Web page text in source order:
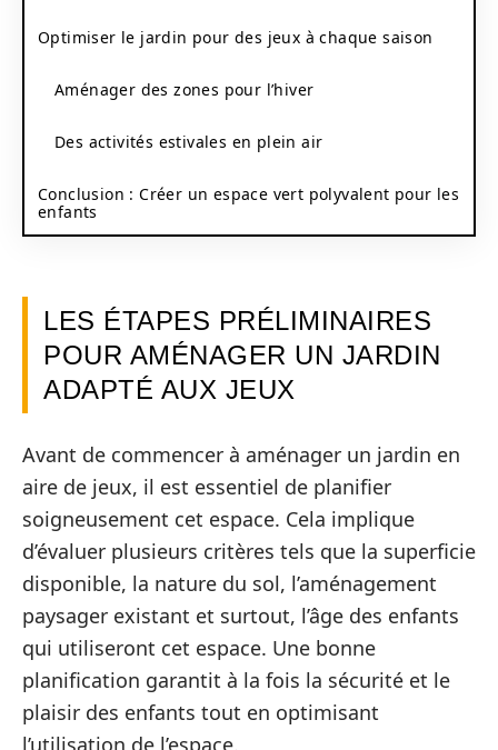
Optimiser le jardin pour des jeux à chaque saison
Aménager des zones pour l’hiver
Des activités estivales en plein air
Conclusion : Créer un espace vert polyvalent pour les
enfants
LES ÉTAPES PRÉLIMINAIRES
POUR AMÉNAGER UN JARDIN
ADAPTÉ AUX JEUX
Avant de commencer à aménager un jardin en
aire de jeux, il est essentiel de planifier
soigneusement cet espace. Cela implique
d’évaluer plusieurs critères tels que la superficie
disponible, la nature du sol, l’aménagement
paysager existant et surtout, l’âge des enfants
qui utiliseront cet espace. Une bonne
planification garantit à la fois la sécurité et le
plaisir des enfants tout en optimisant
l’utilisation de l’espace.